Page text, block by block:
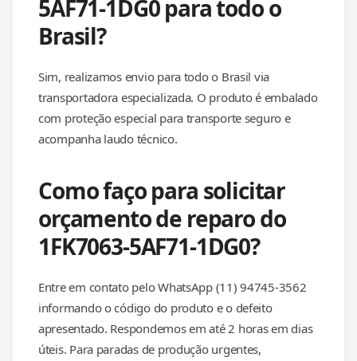
5AF71-1DG0 para todo o
Brasil?
Sim, realizamos envio para todo o Brasil via
transportadora especializada. O produto é embalado
com proteção especial para transporte seguro e
acompanha laudo técnico.
Como faço para solicitar
orçamento de reparo do
1FK7063-5AF71-1DG0?
Entre em contato pelo WhatsApp (11) 94745-3562
informando o código do produto e o defeito
apresentado. Respondemos em até 2 horas em dias
úteis. Para paradas de produção urgentes,